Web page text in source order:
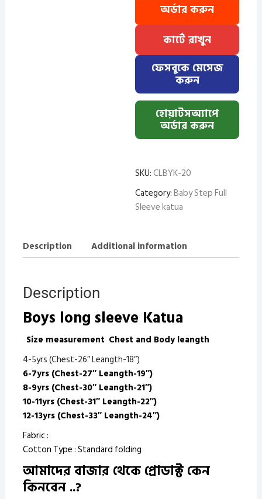
-
Golden+Kathal
quantityকার্টে রাখুন
অর্ডার করুন
ফেসবুকে মেসেজ
করুন
হোয়াটসঅ্যাপে
অর্ডার করুন
SKU: CLBYK-20
Category:Baby Step Full
Sleeve katua
Description Additional information
Description
Boys long sleeve Katua
Size measurement Chest and Body leangth
4-5yrs (Chest-26″ Leangth-18″)
6-7yrs (Chest-27″ Leangth-19″)
8-9yrs (Chest-30″ Leangth-21″)
10-11yrs (Chest-31″ Leangth-22″)
12-13yrs (Chest-33″ Leangth-24″)
Fabric :
Cotton Type : Standard folding
আমাদের বাজার থেকে প্রোডাক্ট কেন
কিনবেন ..?